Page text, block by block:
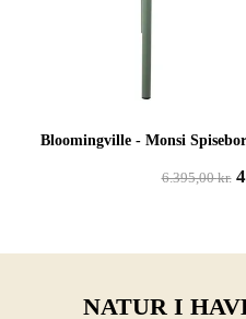
Bloomingville - Monsi
6.395,00kr.
NATUR I